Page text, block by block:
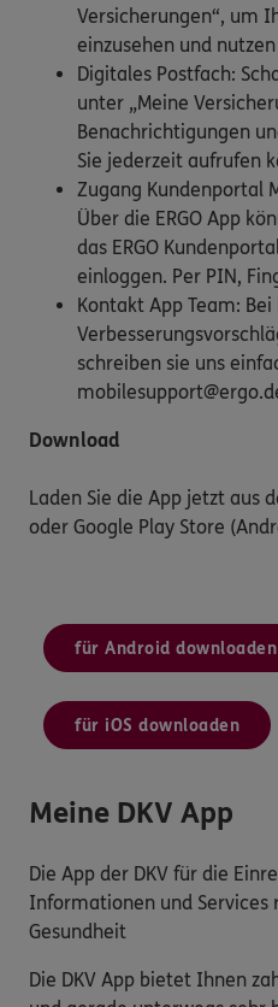
Versicherungen“, um
einzusehen und
Digitales Postfach:
unter „Meine
Benachrichtigungen
Sie jederzeit aufrufen
Zugang Kundenportal
Über die ERGO App
das ERGO
einloggen. Per PIN,
Kontakt App Team:
schreiben sie uns
Download
Laden Sie die App jetzt aus
oder Google Play Store
für Android downloaden
für iOS downloaden
Meine DKV App
Die App der DKV für die
Informationen und Services
Gesundheit
Die DKV App bietet Ihnen